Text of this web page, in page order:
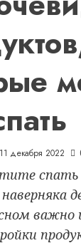
11 декабря 2022
спать
важно